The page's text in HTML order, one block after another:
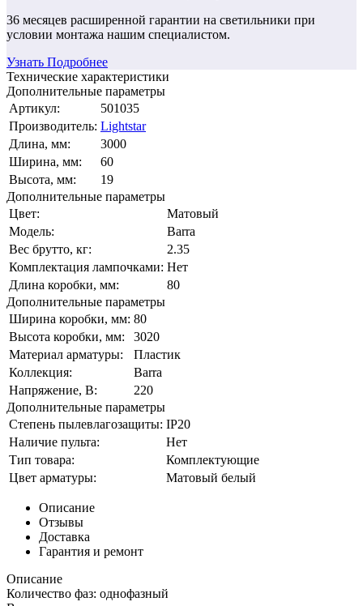
36 месяцев расширенной гарантии на светильники при
условии монтажа нашим специалистом.
Узнать Подробнее
Технические характеристики
Дополнительные параметры
Артикул:
501035
Производитель: Lightstar
Длина, мм:
3000
Ширина, мм:
60
Высота, мм:
19
Дополнительные параметры
Цвет:
Матовый
Модель:
Barra
Вес брутто, кг:
2.35
Комплектация лампочками: Нет
Длина коробки, мм:
80
Дополнительные параметры
Ширина коробки, мм: 80
Высота коробки, мм:
3020
Материал арматуры:
Пластик
Коллекция:
Barra
Напряжение, В:
220
Дополнительные параметры
Степень пылевлагозащиты: IP20
Наличие пульта:
Нет
Тип товара:
Комплектующие
Цвет арматуры:
Матовый белый
Описание
Отзывы
Доставка
Гарантия и ремонт
Описание
Количество фаз: однофазный